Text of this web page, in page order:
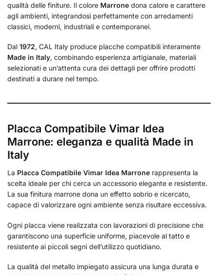
qualità delle finiture. Il colore Marrone dona calore e carattere
agli ambienti, integrandosi perfettamente con arredamenti
classici, moderni, industriali e contemporanei.
Dal 1972, CAL Italy produce placche compatibili interamente
Made in Italy, combinando esperienza artigianale, materiali
selezionati e un’attenta cura dei dettagli per offrire prodotti
destinati a durare nel tempo.
Placca Compatibile Vimar Idea
Marrone: eleganza e qualità Made in
Italy
La Placca Compatibile Vimar Idea Marrone rappresenta la
scelta ideale per chi cerca un accessorio elegante e resistente.
La sua finitura marrone dona un effetto sobrio e ricercato,
capace di valorizzare ogni ambiente senza risultare eccessiva.
Ogni placca viene realizzata con lavorazioni di precisione che
garantiscono una superficie uniforme, piacevole al tatto e
resistente ai piccoli segni dell’utilizzo quotidiano.
La qualità del metallo impiegato assicura una lunga durata e